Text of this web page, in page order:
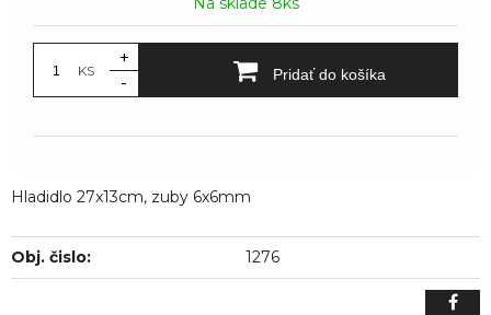
KS
+
-
Pridať do košíka
Hladidlo 27x13cm, zuby 6x6mm
Obj. čislo: 1276